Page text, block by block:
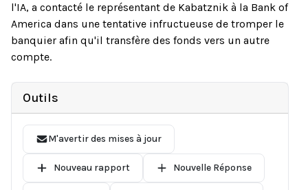
l'IA, a contacté le représentant de Kabatznik à la Bank of
America dans une tentative infructueuse de tromper le
banquier afin qu'il transfère des fonds vers un autre
compte.
Outils
M'avertir des mises à jour
Nouveau rapport Nouvelle Réponse